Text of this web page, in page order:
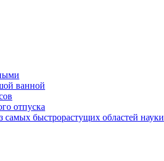
ванной
отпуска
самых быстрорастущих областей науки